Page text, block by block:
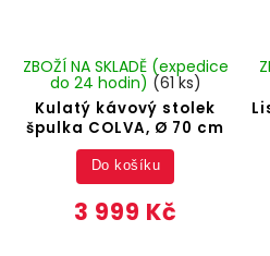
Kulatý kávový stolek
špulka COLVA, Ø 70 cm
ZBOŽÍ NA SKLADĚ (expedice
do 24 hodin) (61 ks)
3 999 Kč
Do košíku